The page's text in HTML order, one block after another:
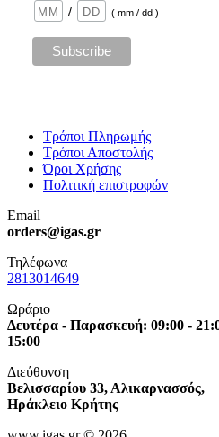
/
( mm / dd )
Τρόποι Πληρωμής
Τρόποι Αποστολής
Όροι Χρήσης
Πολιτική επιστροφών
Email
orders@igas.gr
Τηλέφωνα
2813014649
Ωράριο
Δευτέρα - Παρασκευή: 09:00 -
15:00
Διεύθυνση
Βελισσαρίου 33, Αλικαρνασσός,
Ηράκλειο Κρήτης